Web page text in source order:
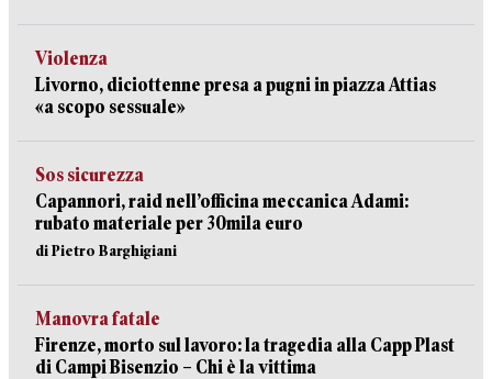
Violenza
Livorno, diciottenne presa a pugni in piazza Attias
«a scopo sessuale»
Sos sicurezza
Capannori, raid nell’officina meccanica Adami:
rubato materiale per 30mila euro
di Pietro Barghigiani
Manovra fatale
Firenze, morto sul lavoro: la tragedia alla Capp Plast
di Campi Bisenzio – Chi è la vittima